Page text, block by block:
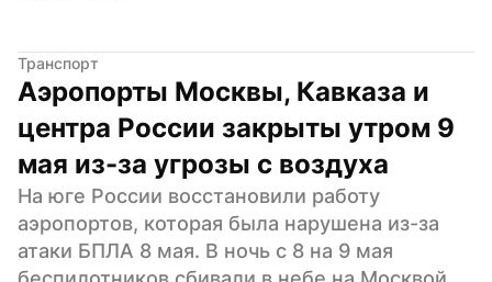
Транспорт
Аэропорты Москвы, Кавказа и
центра России закрыты утром 9
мая из-за угрозы с воздуха
На юге России восстановили работу
аэропортов, которая была нарушена из-за
атаки БПЛА 8 мая. В ночь с 8 на 9 мая